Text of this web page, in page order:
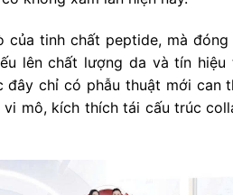
của tinh chất peptide, mà
lên chất lượng da và tín
chỉ có phẫu thuật mới can
mô, kích thích tái cấu trúc